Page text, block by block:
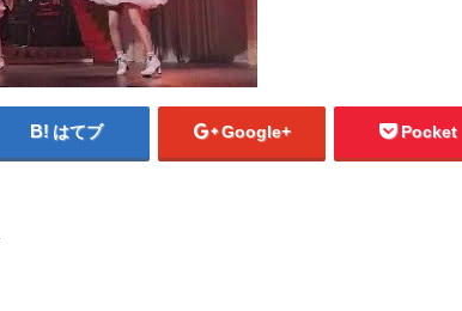
はてブ Google+ Pocket